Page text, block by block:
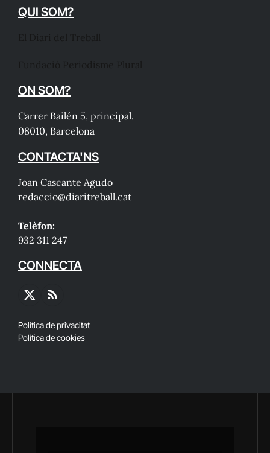
QUI SOM?
ON SOM?
Carrer Bailén 5, principal.
08010, Barcelona
CONTACTA'NS
Joan Cascante Agudo
redaccio@diaritreball.cat
Telèfon:
932 311 247
CONNECTA
X
RSS
Política de privacitat
Política de cookies